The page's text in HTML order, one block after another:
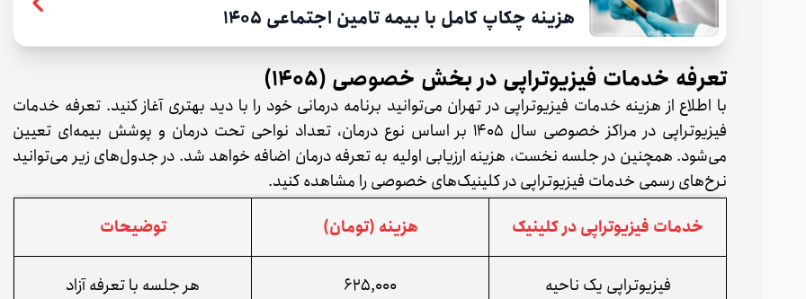
هزینه چکاپ کامل با بیمه تامین اجتماعی 1405
تعرفه خدمات فیزیوتراپی در بخش خصوصی (1405)
با اطلاع از هزینه خدمات فیزیوتراپی در تهران می‌توانید برنامه درمانی خود را با دید بهتری آغاز کنید. تعرفه خدمات
فیزیوتراپی در مراکز خصوصی سال ۱۴۰۵ بر اساس نوع درمان، تعداد نواحی تحت درمان و پوشش بیمه‌ای تعیین
می‌شود. همچنین در جلسه نخست، هزینه ارزیابی اولیه به تعرفه درمان اضافه خواهد شد. در جدول‌های زیر می‌توانید
نرخ‌های رسمی خدمات فیزیوتراپی در کلینیک‌های خصوصی را مشاهده کنید.
خدمات فیزیوتراپی در کلینیک
هزینه (تومان) توضیحات
فیزیوتراپی یک ناحیه ۶۲۵,۰۰۰ هر جلسه با تعرفه آزاد